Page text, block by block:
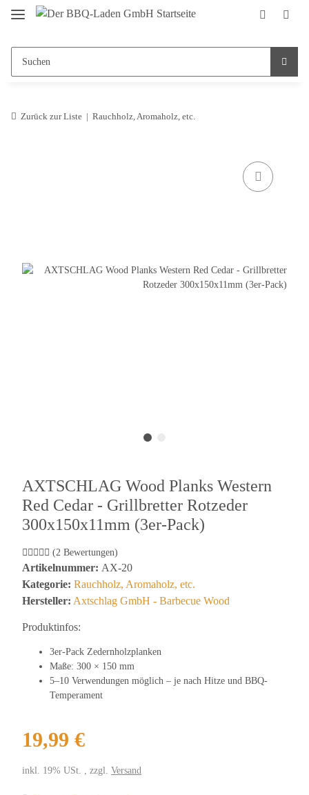
Zurück zur Liste Rauchholz, Aromaholz, etc.
AXTSCHLAG Wood Planks Western
Red Cedar - Grillbretter Rotzeder
300x150x11mm (3er-Pack)
(2 Bewertungen)
Artikelnummer: AX-20
Kategorie: Rauchholz, Aromaholz, etc.
Hersteller: Axtschlag GmbH - Barbecue Wood
Produktinfos:
3er-Pack Zedernholzplanken
Maße: 300 × 150 mm
5–10 Verwendungen möglich – je nach Hitze und BBQ-
Temperament
19,99 €
inkl. 19% USt. , zzgl. Versand